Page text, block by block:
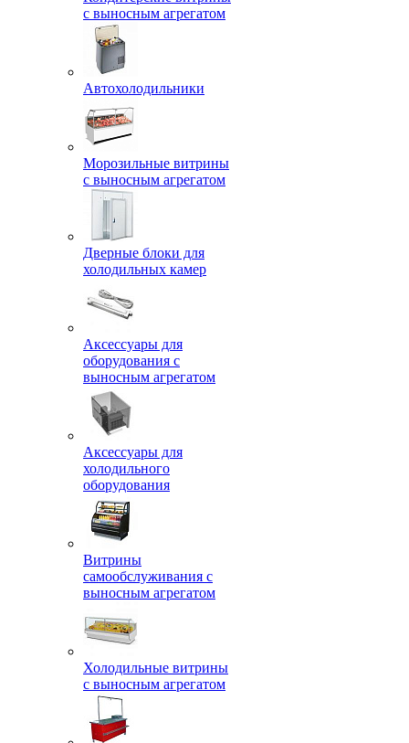
с выносным агрегатом
Автохолодильники
Морозильные витрины
с выносным агрегатом
Дверные блоки для
холодильных камер
Аксессуары для
оборудования с
выносным агрегатом
Аксессуары для
холодильного
оборудования
Витрины
самообслуживания с
выносным агрегатом
Холодильные витрины
с выносным агрегатом